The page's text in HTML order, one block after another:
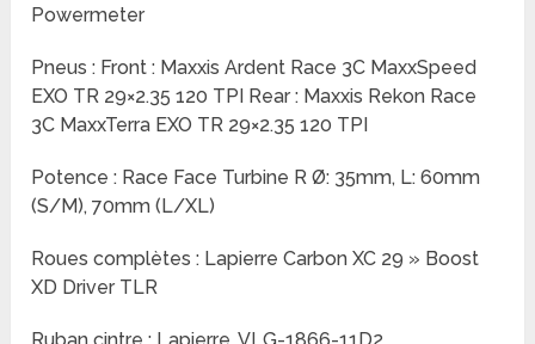
Powermeter
Pneus : Front : Maxxis Ardent Race 3C MaxxSpeed
EXO TR 29×2.35 120 TPI Rear : Maxxis Rekon Race
3C MaxxTerra EXO TR 29×2.35 120 TPI
Potence : Race Face Turbine R Ø: 35mm, L: 60mm
(S/M), 70mm (L/XL)
Roues complètes : Lapierre Carbon XC 29 » Boost
XD Driver TLR